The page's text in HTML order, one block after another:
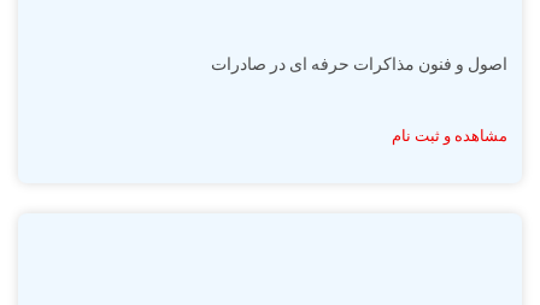
اصول و فنون مذاکرات حرفه ای در صادرات
مشاهده و ثبت نام